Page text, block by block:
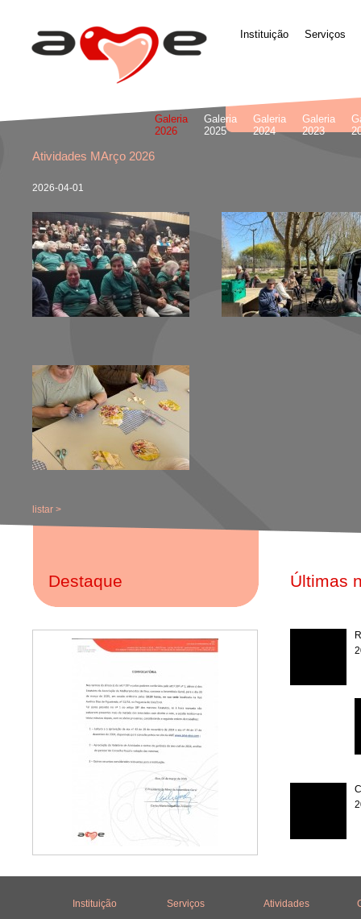
Instituição Serviços
Galeria
2026
Galeria
2025
Galeria
2024
Galeria
2023
Atividades MArço 2026
2026-04-01
listar >
Destaque Últimas
Instituição Serviços Atividades